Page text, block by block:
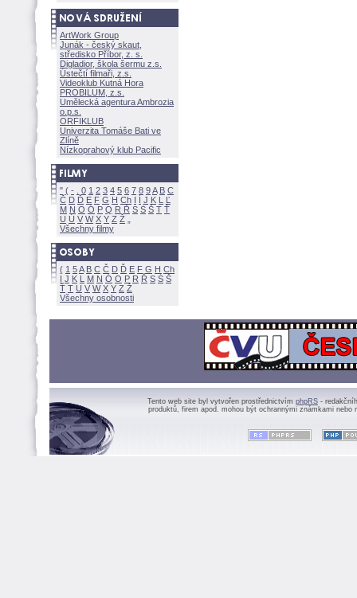
ArtWork Group
Junák - český skaut,
středisko Příbor, z. s.
Digladior, škola šermu z.s.
Ústečtí filmaři, z.s.
Videoklub Kutná Hora
PROBILUM, z.s.
Umělecká agentura Ambrozia
o.p.s.
ORFIKLUB
Univerzita Tomáše Bati ve
Zlíně
Nízkoprahový klub Pacific
" ( - 0 1 2 3 4 5 6 7 8 9A B C
Č D Ď E F G H Ch I Í J K L
Ľ
M N O Ó P Q R Ř S Ś T Ť
U Ú V W X Y Z
Všechny filmy
( 1 5A B C Č D Ď E F G H Ch
I J K L M N Ó O P R Ř S Ś
Ť T U V W X Y Z
Všechny osobnosti
Tento web site byl vytvořen prostřednictvím phpRS -
produktů, firem apod. mohou být ochrannými známkami